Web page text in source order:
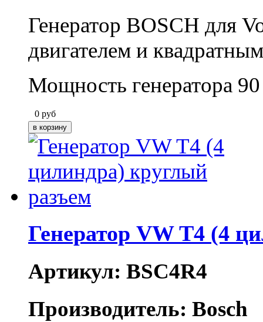
Генератор BOSCH для
двигателем и
Мощность генератора
0 руб
Генератор VW T4 (4
Артикул: BSC4R4
Производитель: Bosch